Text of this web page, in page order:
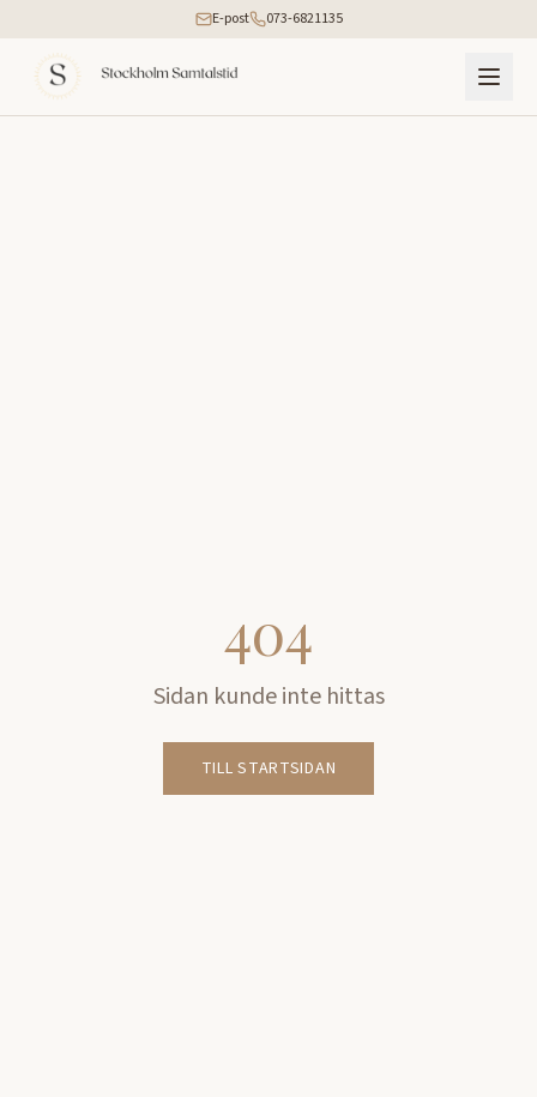
E-post 073-6821135
404
Sidan kunde inte hittas
TILL STARTSIDAN